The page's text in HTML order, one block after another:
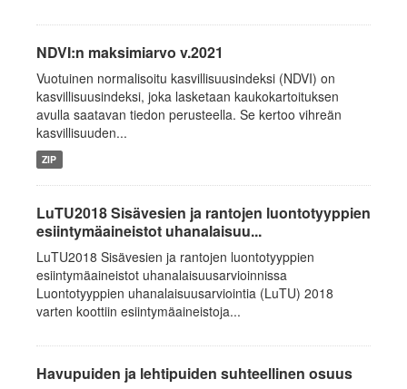
NDVI:n maksimiarvo v.2021
Vuotuinen normalisoitu kasvillisuusindeksi (NDVI) on
kasvillisuusindeksi, joka lasketaan kaukokartoituksen
avulla saatavan tiedon perusteella. Se kertoo vihreän
kasvillisuuden...
ZIP
LuTU2018 Sisävesien ja rantojen luontotyyppien
esiintymäaineistot uhanalaisuu...
LuTU2018 Sisävesien ja rantojen luontotyyppien
esiintymäaineistot uhanalaisuusarvioinnissa
Luontotyyppien uhanalaisuusarviointia (LuTU) 2018
varten koottiin esiintymäaineistoja...
Havupuiden ja lehtipuiden suhteellinen osuus